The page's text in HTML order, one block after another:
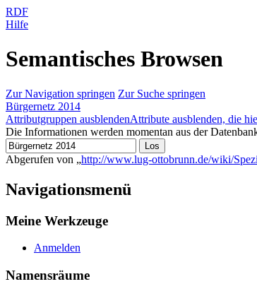
RDF
Hilfe
Semantisches Browsen
Zur Navigation springen Zur Suche springen
Bürgernetz 2014
Attributgruppen ausblendenAttribute ausblenden, die
Die Informationen werden momentan aus der
Abgerufen von „http://www.lug-ottobrunn.de/wiki/
Navigationsmenü
Meine Werkzeuge
Anmelden
Namensräume